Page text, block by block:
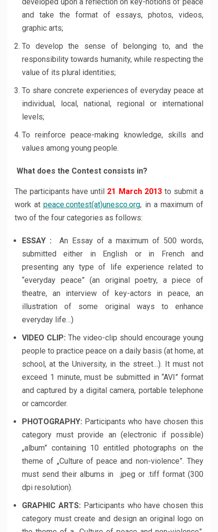
and take the format of essays, photos, videos,
graphic arts;
To develop the sense of belonging to, and the
responsibility towards humanity, while respecting the
value of its plural identities;
To share concrete experiences of everyday peace at
individual, local, national, regional or international
levels;
To reinforce peace-making knowledge, skills and
values among young people.
What does the Contest consists in?
The participants have until 21 March 2013to submit a
work atpeace.contest(at)unesco.org, in a maximum of
two of the four categories as follows:
ESSAY : An Essay of a maximum of 500 words,
submitted either in English or in French and
presenting any type of life experience related to
“everyday peace” (an original poetry, a piece of
theatre, an interview of key-actors in peace, an
illustration of some original ways to enhance
everyday life…)
VIDEO CLIP: The video-clip should encourage young
people to practice peace on a daily basis (at home, at
school, at the University, in the street…). It must not
exceed 1 minute, must be submitted in “AVI” format
and captured by a digital camera, portable telephone
or camcorder.
PHOTOGRAPHY: Participants who have chosen this
category must provide an (electronic if possible)
„album” containing 10 entitled photographs on the
theme of „Culture of peace and non-violence”. They
must send their albums in .jpeg or .tiff format (300
dpi resolution).
GRAPHIC ARTS: Participants who have chosen this
category must create and design an original logo on